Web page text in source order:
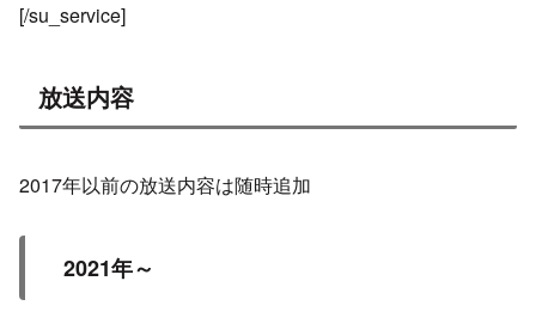
[/su_service]
放送内容
2017年以前の放送内容は随時追加
2021年～